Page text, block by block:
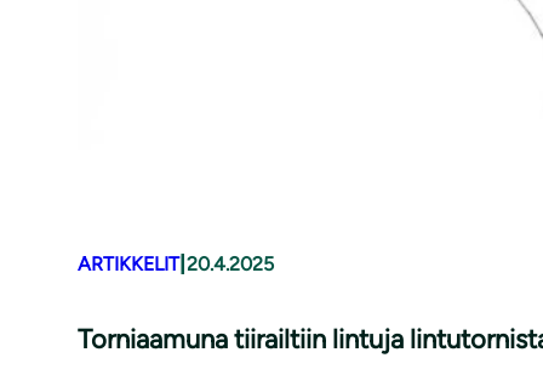
ARTIKKELIT| 20.4.2025
Torniaamuna tiirailtiin lintuja